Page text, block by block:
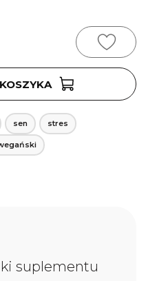
28,99 PLN.
wynosi:
23,19 PLN.
sen stres
suplementu